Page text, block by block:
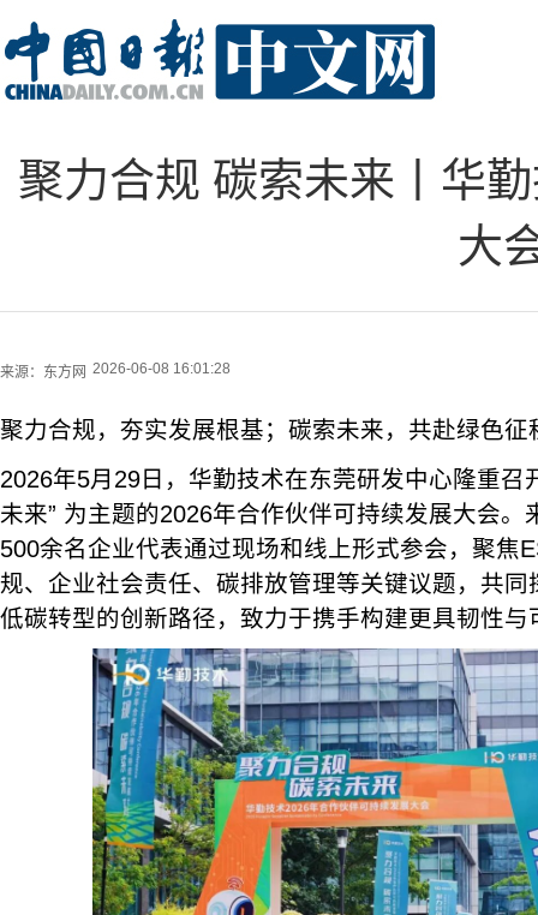
聚力合规 碳索未来丨华
大
来源： 东方网 2026-06-08 16:01:28
聚力合规，夯实发展根基；碳索未来，共赴绿色征
2026年5月29日，华勤技术在东莞研发中心隆重召
未来” 为主题的2026年合作伙伴可持续发展大会。
500余名企业代表通过现场和线上形式参会，聚焦
规、企业社会责任、碳排放管理等关键议题，共
低碳转型的创新路径，致力于携手构建更具韧性